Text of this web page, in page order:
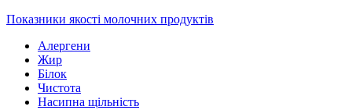
Показники якості молочних продуктів
Алергени
Жир
Білок
Чистота
Насипна щільність